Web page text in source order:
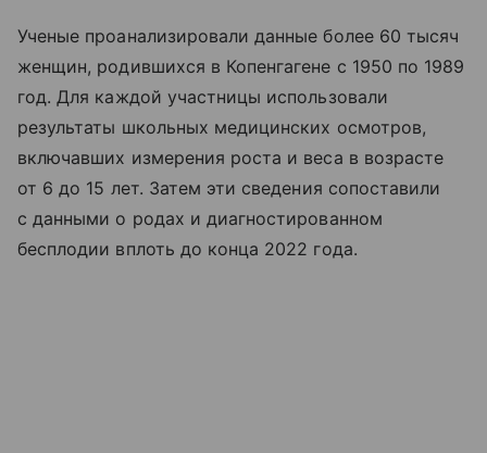
Ученые проанализировали данные более 60 тысяч
женщин, родившихся в Копенгагене с 1950 по 1989
год. Для каждой участницы использовали
результаты школьных медицинских осмотров,
включавших измерения роста и веса в возрасте
от 6 до 15 лет. Затем эти сведения сопоставили
с данными о родах и диагностированном
бесплодии вплоть до конца 2022 года.